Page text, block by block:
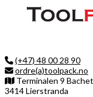
(+47) 48 00 28 90
ordre(a)toolpack.no
Terminalen 9
3414 Lierstranda